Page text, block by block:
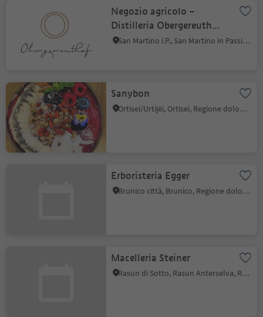
Negozio agricolo –
Distilleria Obergereuth
Hof
San Martino i.P., San Martino in Passiria, Merano e dintorni
Sanybon
Ortisei/Urtijëi, Ortisei, Regione dolomitica Val Gardena
Erboristeria Egger
Brunico città, Brunico, Regione dolomitica Plan de Corones
Macelleria Steiner
Rasun di Sotto, Rasun Anterselva, Regione dolomitica Plan de Corones